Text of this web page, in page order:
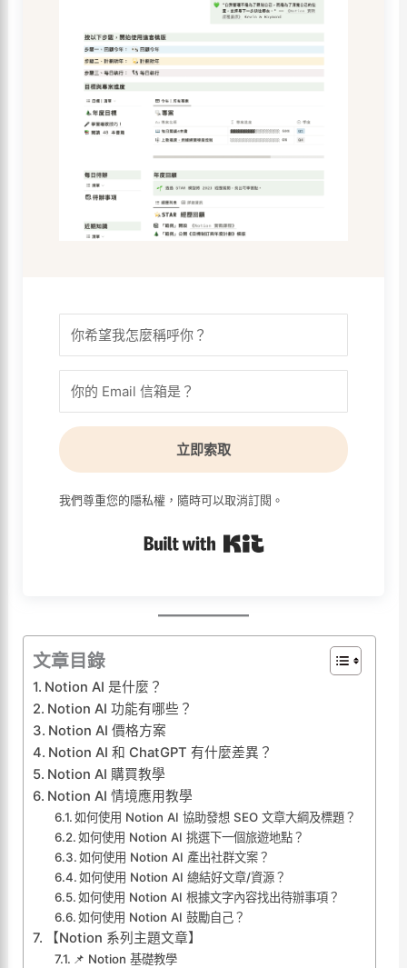
立即索取
我們尊重您的隱私權，隨時可以取消訂閱。
Built with Kit
文章目錄
Notion AI 是什麼？
Notion AI 功能有哪些？
Notion AI 價格方案
Notion AI 和 ChatGPT 有什麼差異？
Notion AI 購買教學
Notion AI 情境應用教學
如何使用 Notion AI 協助發想 SEO 文章大綱及標題？
如何使用 Notion AI 挑選下一個旅遊地點？
如何使用 Notion AI 產出社群文案？
如何使用 Notion AI 總結好文章/資源？
如何使用 Notion AI 根據文字內容找出待辦事項？
如何使用 Notion AI 鼓勵自己？
【Notion 系列主題文章】
📌 Notion 基礎教學